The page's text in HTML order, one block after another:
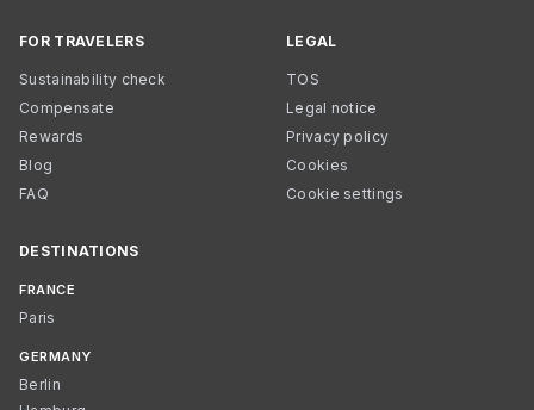
FOR TRAVELERS
Sustainability check
Compensate
Rewards
Blog
FAQ
LEGAL
TOS
Legal notice
Privacy policy
Cookies
Cookie settings
DESTINATIONS
FRANCE
Paris
GERMANY
Berlin